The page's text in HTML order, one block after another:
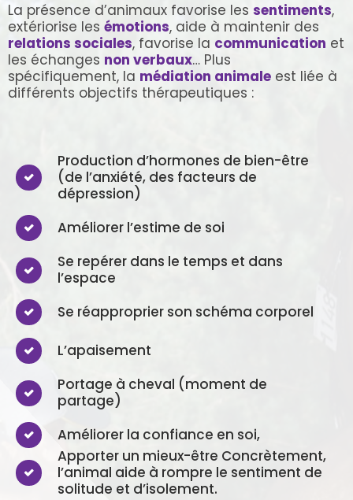
La présence d’animaux favorise les sentiments,
extériorise les émotions, aide à maintenir des
relations sociales, favorise la communication et
les échanges non verbaux… Plus
spécifiquement, la médiation animale est liée à
différents objectifs thérapeutiques :
Production d’hormones de bien-être
(de l’anxiété, des facteurs de
dépression)
Améliorer l’estime de soi
Se repérer dans le temps et dans
l’espace
Se réapproprier son schéma corporel
L’apaisement
Portage à cheval (moment de
partage)
Améliorer la confiance en soi,
Apporter un mieux-être Concrètement,
l’animal aide à rompre le sentiment de
solitude et d’isolement.